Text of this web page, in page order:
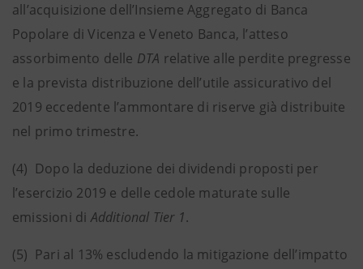
all’acquisizione dell’Insieme Aggregato di Banca
Popolare di Vicenza e Veneto Banca, l’atteso
assorbimento delle DTA relative alle perdite pregresse
e la prevista distribuzione dell’utile assicurativo del
2019 eccedente l’ammontare di riserve già distribuite
nel primo trimestre.
(4) Dopo la deduzione dei dividendi proposti per
l’esercizio 2019 e delle cedole maturate sulle
emissioni diAdditional Tier 1.
(5) Pari al 13% escludendo la mitigazione dell’impatto